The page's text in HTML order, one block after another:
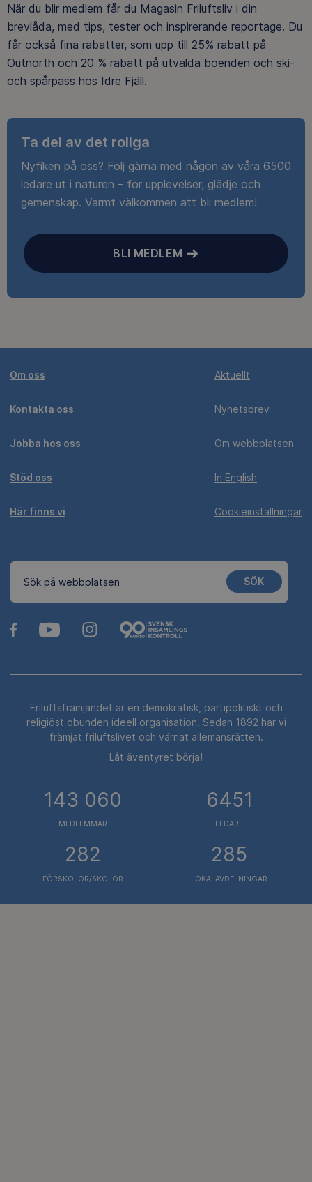
När du blir medlem får du Magasin Friluftsliv i din
brevlåda, med tips, tester och inspirerande reportage. Du
får också fina rabatter, som upp till 25% rabatt på
Outnorth och 20 % rabatt på utvalda boenden och ski-
och spårpass hos Idre Fjäll.
Ta del av det roliga
Nyfiken på oss? Följ gärna med någon av våra 6500
ledare ut i naturen – för upplevelser, glädje och
gemenskap. Varmt välkommen att bli medlem!
BLI MEDLEM
Om oss
Kontakta oss
Jobba hos oss
Stöd oss
Här finns vi
Aktuellt
Nyhetsbrev
Om webbplatsen
In English
Cookieinställningar
Sök på webbplatsen SÖK
Friluftsfrämjandet är en demokratisk, partipolitiskt och
religiöst obunden ideell organisation. Sedan 1892 har vi
främjat friluftslivet och värnat allemansrätten.
Låt äventyret börja!
143 060
MEDLEMMAR
6451
LEDARE
282
FÖRSKOLOR/SKOLOR
285
LOKALAVDELNINGAR